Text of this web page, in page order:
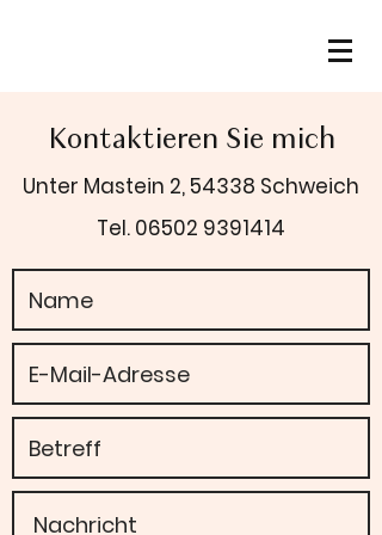
Kontaktieren Sie mich
Unter Mastein 2, 54338 Schweich
Tel. 06502 9391414